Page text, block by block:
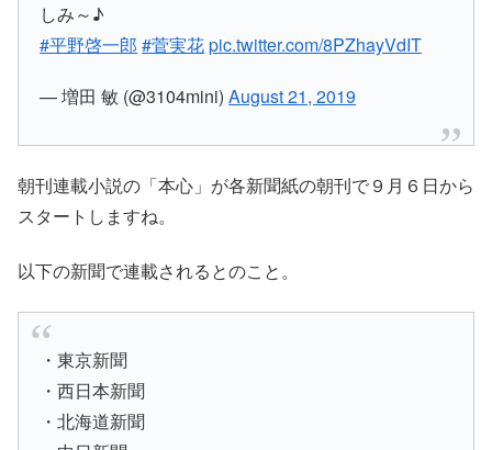
しみ～♪
#平野啓一郎 #菅実花pic.twitter.com/8PZhayVdIT
— 増田 敏 (@3104mini)August 21, 2019
朝刊連載小説の 「本心」 が各新聞紙の朝刊で９月６日から
スタートしますね。
以下の新聞で連載されるとのこと。
・東京新聞
・西日本新聞
・北海道新聞